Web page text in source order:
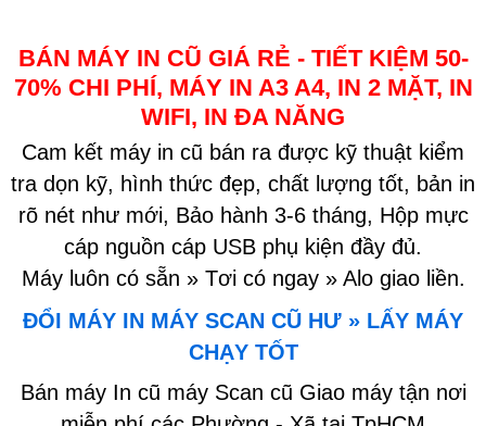
BÁN MÁY IN CŨ GIÁ RẺ - TIẾT KIỆM 50-
70% CHI PHÍ, MÁY IN A3 A4, IN 2 MẶT, IN
WIFI, IN ĐA NĂNG
Cam kết máy in cũ bán ra được kỹ thuật kiểm
tra dọn kỹ, hình thức đẹp, chất lượng tốt, bản in
rõ nét như mới, Bảo hành 3-6 tháng, Hộp mực
cáp nguồn cáp USB phụ kiện đầy đủ.
Máy luôn có sẵn » Tơi có ngay » Alo giao liền.
ĐỔI MÁY IN MÁY SCAN CŨ HƯ » LẤY MÁY
CHẠY TỐT
Bán máy In cũ máy Scan cũ Giao máy tận nơi